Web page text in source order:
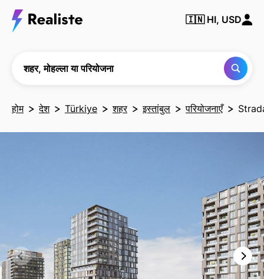
🇮🇳 HI, USD
शहर, मोहल्ला या परियोजना
होम देश Türkiye शहर इस्तांबुल परियोजनाएँ